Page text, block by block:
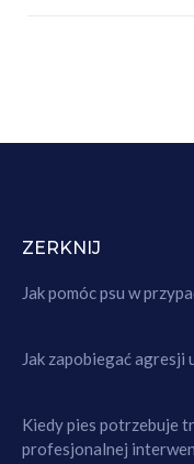
ZERKNIJ
Jak pomóc psu w
Jak zapobiegać agresji
Kiedy pies potrzebuje
profesjonalnej